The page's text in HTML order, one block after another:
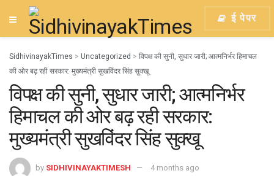
ई पेपर
SidhivinayakTimes > Uncategorized > विपक्ष की सुनी, सुधार जारी; आत्मनिर्भर हिमाचल
की ओर बढ़ रही सरकार: मुख्यमंत्री सुखविंदर सिंह सुक्खू
विपक्ष की सुनी, सुधार जारी; आत्मनिर्भर
हिमाचल की ओर बढ़ रही सरकार:
मुख्यमंत्री सुखविंदर सिंह सुक्खू
by SIDHIVINAYAKTIMESH 4 months ago